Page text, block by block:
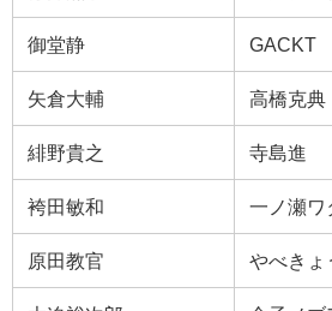
御堂静 GACKT
矢倉大輔 高橋克典
緋野貴之 寺島進
袴田敏和 一ノ瀬ワ
原田教官 やべきょ